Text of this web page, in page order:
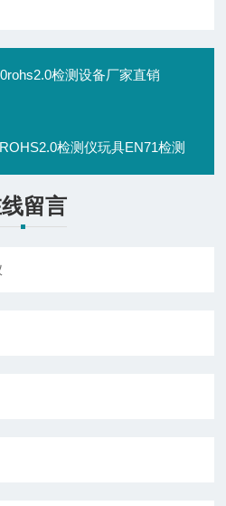
检测设备厂家直销
检测仪玩具EN71检测
留言